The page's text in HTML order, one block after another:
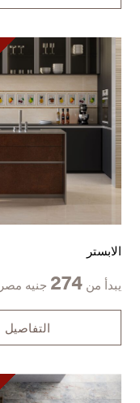
الابستر
يبدأ من274 جنيه
التفاصيل